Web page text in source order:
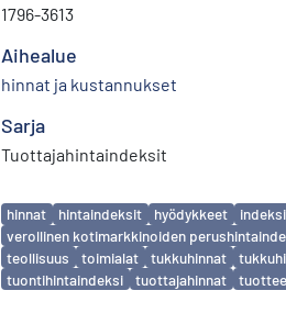
1796-3613
Aihealue
hinnat ja kustannukset
Sarja
Tuottajahintaindeksit
Avainsanat
hinnat hintaindeksit hyödykkeet
verollinen kotimarkkinoiden
teollisuus
toimialat tukkuhinnat
tuontihintaindeksi
tuottajahinnat